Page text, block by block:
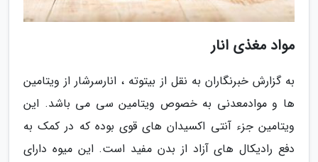
مواد مغذی انار
به گزارش خبرنگاران به نقل از بیتوته ، انارسرشار از ویتامین
ها و موادمعدنی به خصوص ویتامین سی می باشد. این
ویتامین جزء آنتی اکسیدان های قوی بوده که در کمک به
دفع رادیکال های آزاد از بدن مفید است. این میوه دارای